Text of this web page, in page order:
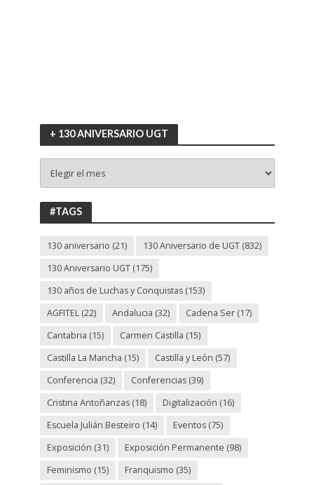
+ 130 ANIVERSARIO UGT
130
ANIVERSARIO
UGT
#TAGS
130 aniversario (21) 130 Aniversario de UGT(832)
130 Aniversario UGT(175)
130 años de Luchas y Conquistas(153)
AGFITEL(22) Andalucia (32) Cadena Ser(17)
Cantabria (15) Carmen Castilla (15)
Castilla La Mancha (15) Castilla y León (57)
Conferencia (32) Conferencias(39)
Cristina Antoñanzas(18) Digitalización (16)
Escuela Julián Besteiro (14) Eventos(75)
Exposición (31) Exposición Permanente (98)
Feminismo (15) Franquismo (35)